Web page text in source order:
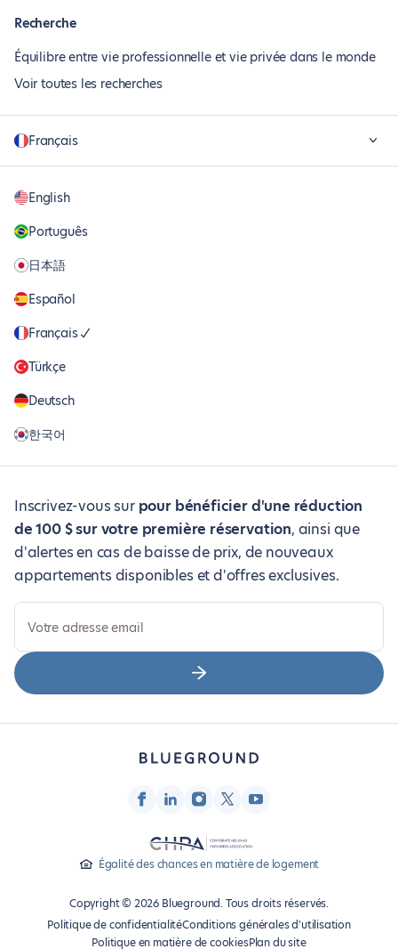
Recherche
Équilibre entre vie professionnelle et vie privée dans le monde
Voir toutes les recherches
Français
English
Português
日本語
Español
Français
Türkçe
Deutsch
한국어
Inscrivez-vous sur pour bénéficier d'une réduction
de 100 $ sur votre première réservation, ainsi que
d'alertes en cas de baisse de prix, de nouveaux
appartements disponibles et d'offres exclusives.
Votre adresse email
Égalité des chances en matière de logement
Copyright © 2026 Blueground. Tous droits réservés.
Politique de confidentialitéConditions générales d'utilisation
Politique en matière de cookiesPlan du site